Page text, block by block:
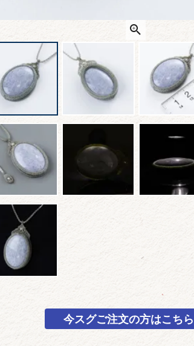
今スグご注文の方はこち